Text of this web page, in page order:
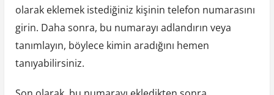
olarak eklemek istediğiniz kişinin telefon numarasını
girin. Daha sonra, bu numarayı adlandırın veya
tanımlayın, böylece kimin aradığını hemen
tanıyabilirsiniz.